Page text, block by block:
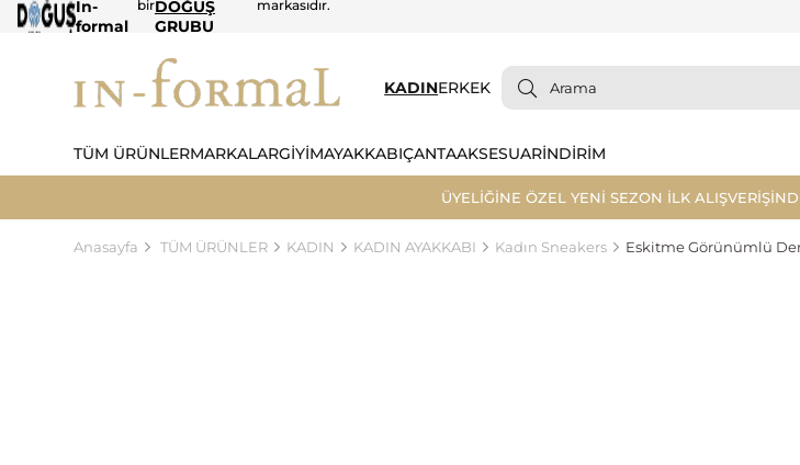
In-
formal
birDOĞUŞ
GRUBU
markasıdır.
KADINERKEK
TÜM ÜRÜNLERMARKALARGİYİMAYAKKABIÇANTAAKSESUARİNDİRİM
ÜYELİĞİNE ÖZEL YENİ SEZON İLK
Anasayfa TÜM ÜRÜNLER KADIN KADIN AYAKKABI Kadın Sneakers Eskitme Görünümlü